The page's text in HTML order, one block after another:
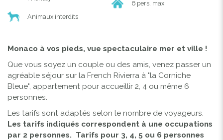
6 pers. max
Animaux interdits
Monaco à vos pieds, vue spectaculaire mer et ville !
Que vous soyez un couple ou des amis, venez passer un
agréable séjour sur la French Rivierra à "la Corniche
Bleue", appartement pour accueillir 2, 4 ou même 6
personnes.
Les tarifs sont adaptés selon le nombre de voyageurs.
Les tarifs indiqués correspondent à une occupations
par 2 personnes. Tarifs pour 3, 4, 5 ou 6 personnes